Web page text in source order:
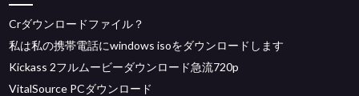
Crダウンロードファイル？
私は私の携帯電話にwindows isoをダウンロードします
Kickass 2フルムービーダウンロード急流720p
VitalSource PCダウンロード